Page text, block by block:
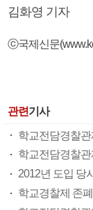
김화영 기자
ⓒ국제신문
관련기사
학교전담경찰관
학교전담경찰
2012년 도입 당
학교경찰제 존